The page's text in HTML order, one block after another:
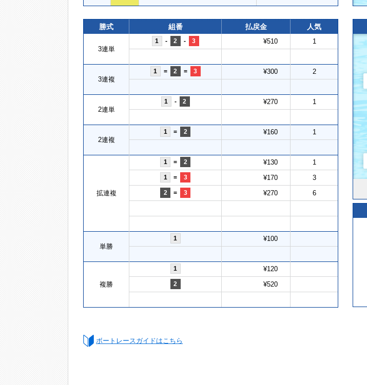
勝式 組番 払戻金 人気
3連単
1 - 2 - 3 ¥510 1
3連複
1 = 2 = 3 ¥300 2
2連単
1 - 2 ¥270 1
2連複
1 = 2 ¥160 1
拡連複
1 = 2 ¥130 1
1 = 3 ¥170 3
2 = 3 ¥270 6
単勝
1 ¥100
複勝
1 ¥120
2 ¥520
ボートレースガイドはこちら